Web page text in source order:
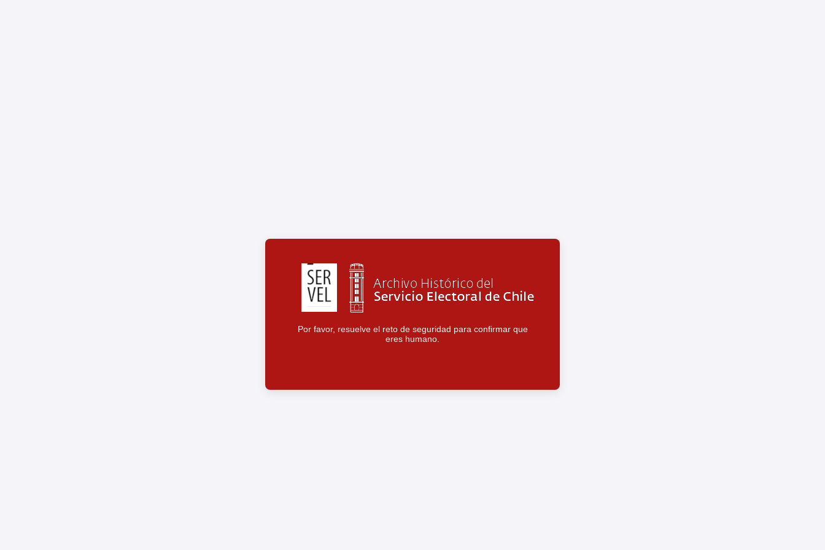
Por favor, resuelve el reto de seguridad para confirmar que
eres humano.